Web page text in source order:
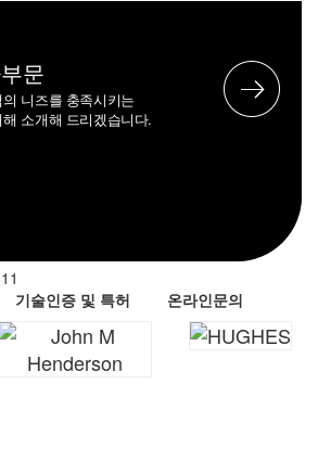
문
니즈를 충족시키는
소개해 드리겠습니다.
기술인증 및 특허 온라인문의